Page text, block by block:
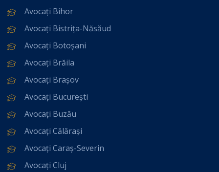
Avocați Bihor
Avocați Bistrița-Năsăud
Avocați Botoșani
Avocați Brăila
Avocați Brașov
Avocați București
Avocați Buzău
Avocați Călărași
Avocați Caraș-Severin
Avocați Cluj